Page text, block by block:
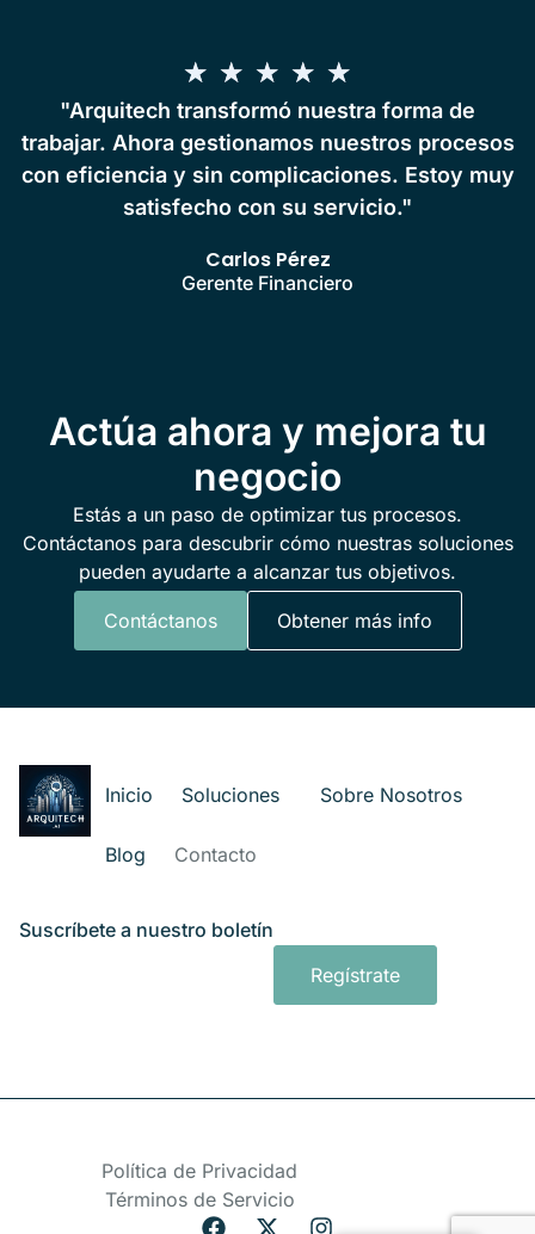
★ ★ ★ ★ ★
"Arquitech transformó nuestra forma de
trabajar. Ahora gestionamos nuestros procesos
con eficiencia y sin complicaciones. Estoy muy
satisfecho con su servicio."
Carlos Pérez
Gerente Financiero
Actúa ahora y mejora tu
negocio
Estás a un paso de optimizar tus procesos.
Contáctanos para descubrir cómo nuestras soluciones
pueden ayudarte a alcanzar tus objetivos.
Contáctanos Obtener más info
Inicio Soluciones Sobre Nosotros
Blog Contacto
Suscríbete a nuestro boletín
Regístrate
Política de Privacidad
Términos de Servicio